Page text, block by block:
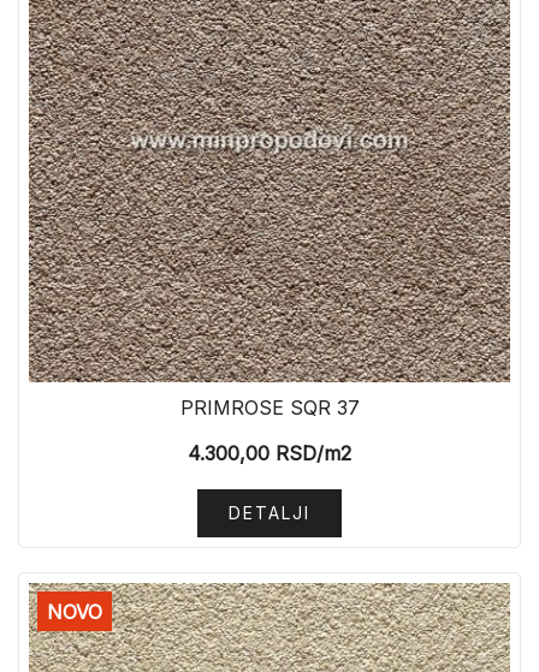
PRIMROSE SQR 37
4.300,00 RSD/m2
DETALJI
NOVO